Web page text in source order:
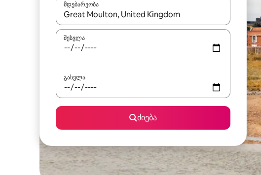
მდებარეობა
როცა შედეგები ხელმისაწვდომი გახდება, ნავიგაციისთვის
შესვლა
გასვლა
ძიება